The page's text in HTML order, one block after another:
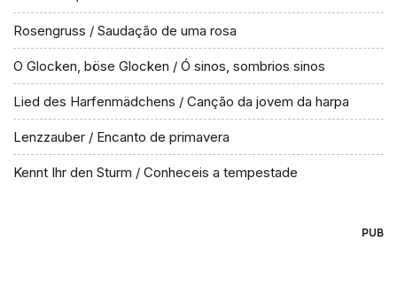
Rosengruss / Saudação de uma rosa
O Glocken, böse Glocken / Ó sinos, sombrios sinos
Lied des Harfenmädchens / Canção da jovem da harpa
Lenzzauber / Encanto de primavera
Kennt Ihr den Sturm / Conheceis a tempestade
PUB